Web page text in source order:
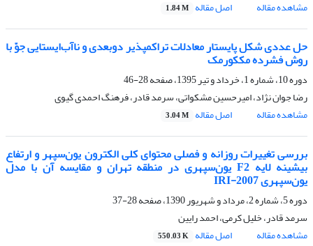
مشاهده مقاله
اصل مقاله 1.84 M
حل عددی شکل پایستار معادلات تراکمپذیر دوبعدی و ناآب‌ایستایی جوّ با
روش فشرده مککورمک
دوره 10، شماره 1، خرداد و تیر 1395، صفحه
28-46
رضا جوان نژاد، امیرحسین مشکواتی، سرمد قادر، فرهنگ احمدی گیوی
مشاهده مقاله
اصل مقاله 3.04 M
بررسی تغییرات روزانه و فصلی محتوای کلی الکترون یون‌سپهر و ارتفاع
بیشینه لایه F2 یون‌سپهری در منطقه تهران و مقایسه آن با مدل
یون‌سپهری IRI-2007
دوره 5، شماره 2، مرداد و شهریور 1390، صفحه
28-37
سرمد قادر، خلیل کرمی، احمد رایین
مشاهده مقاله
اصل مقاله 550.03 K